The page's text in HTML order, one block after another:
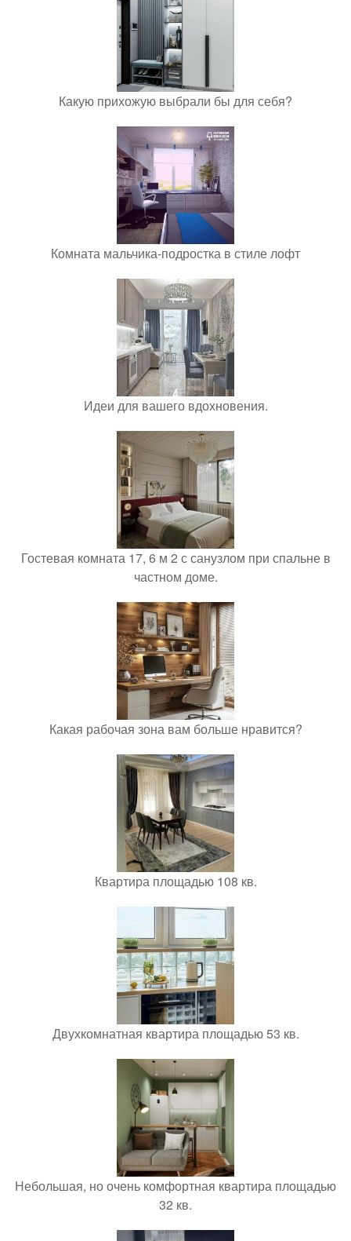
Какую прихожую выбрали бы для себя?
Комната мальчика-подростка в стиле лофт
Идеи для вашего вдохновения.
Гостевая комната 17, 6 м 2 с санузлом при спальне в
частном доме.
Какая рабочая зона вам больше нравится?
Квартира площадью 108 кв.
Двухкомнатная квартира площадью 53 кв.
Небольшая, но очень комфортная квартира площадью
32 кв.